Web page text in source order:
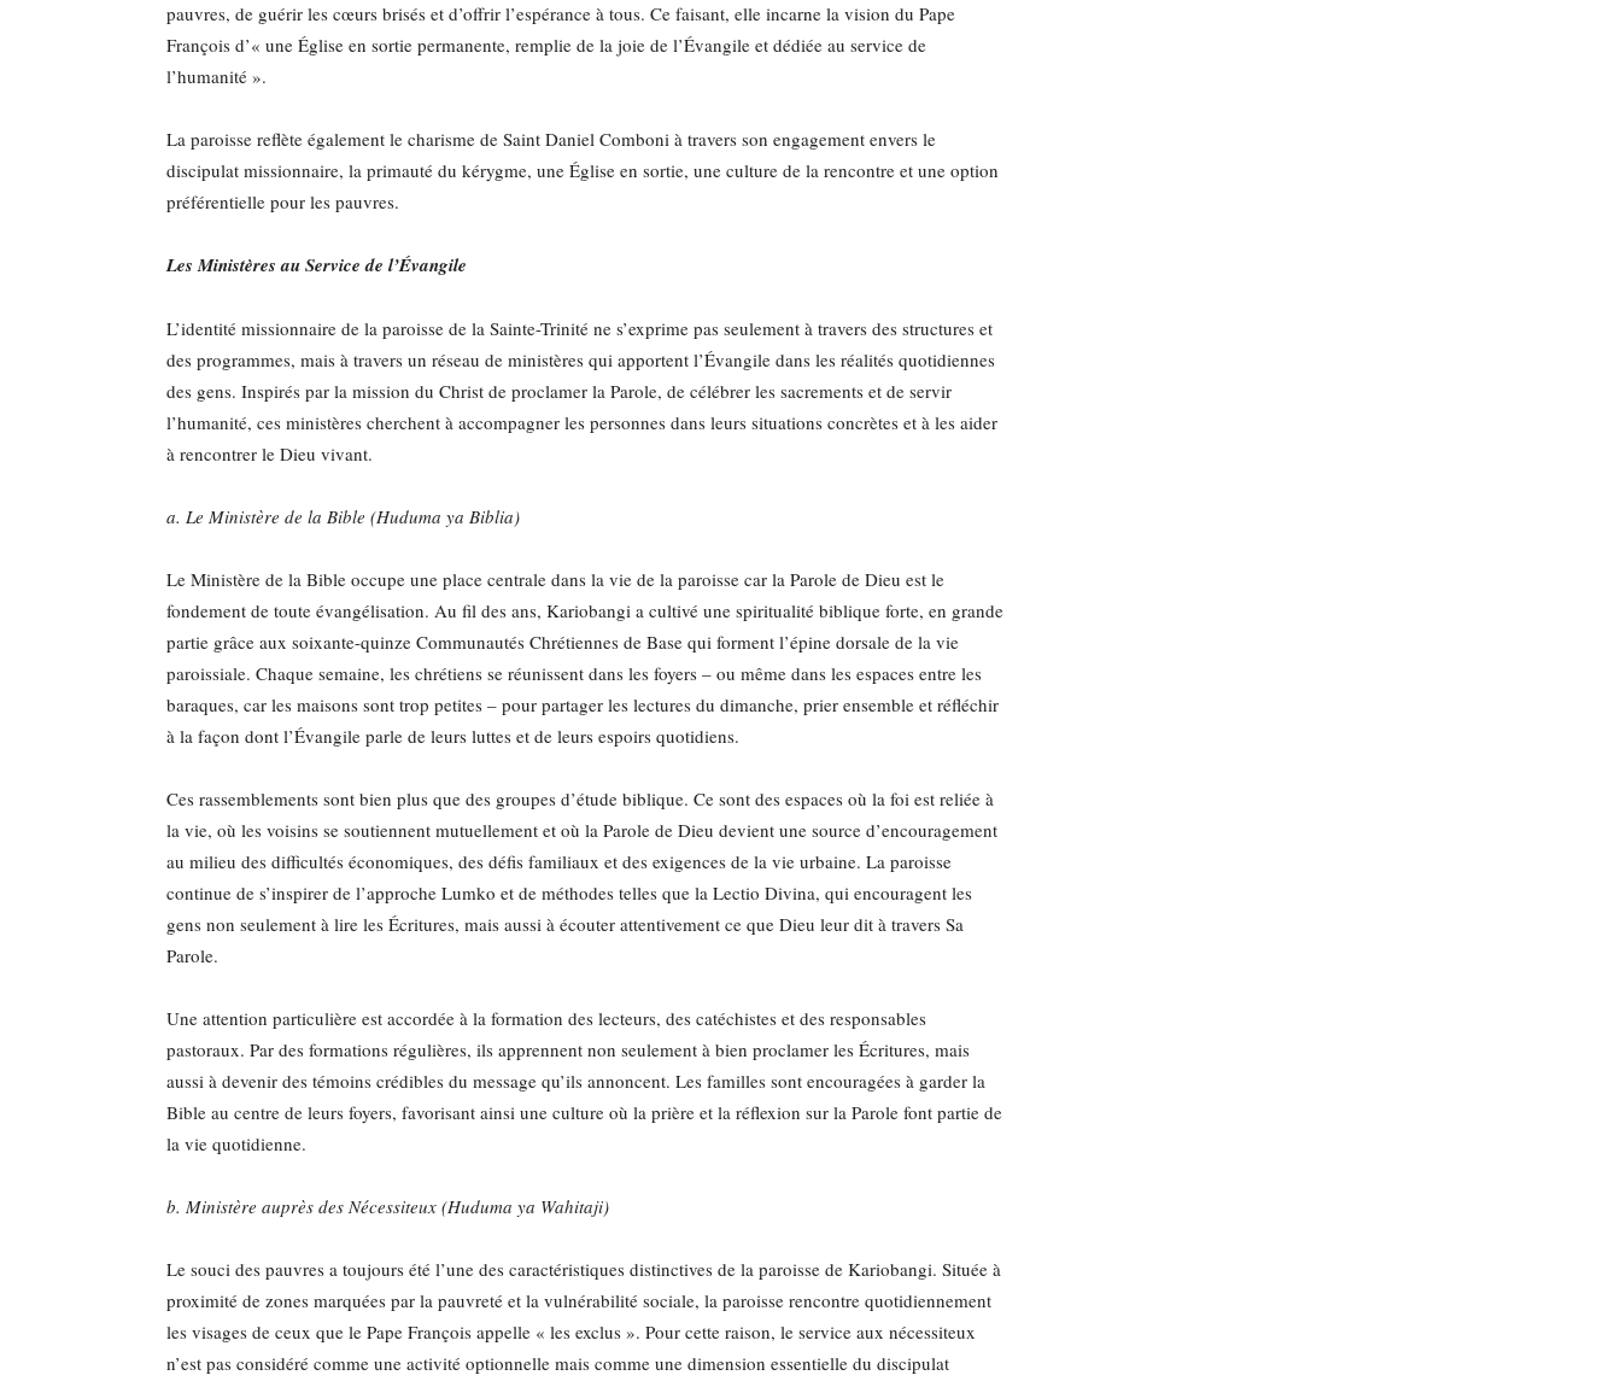
pauvres, de guérir les cœurs brisés et d’offrir l’espérance à tous. Ce faisant, elle incarne la vision du Pape
François d’« une Église en sortie permanente, remplie de la joie de l’Évangile et dédiée au service de
l’humanité ».
La paroisse reflète également le charisme de Saint Daniel Comboni à travers son engagement envers le
discipulat missionnaire, la primauté du kérygme, une Église en sortie, une culture de la rencontre et une option
préférentielle pour les pauvres.
Les Ministères au Service de l’Évangile
L’identité missionnaire de la paroisse de la Sainte-Trinité ne s’exprime pas seulement à travers des structures et
des programmes, mais à travers un réseau de ministères qui apportent l’Évangile dans les réalités quotidiennes
des gens. Inspirés par la mission du Christ de proclamer la Parole, de célébrer les sacrements et de servir
l’humanité, ces ministères cherchent à accompagner les personnes dans leurs situations concrètes et à les aider
à rencontrer le Dieu vivant.
a. Le Ministère de la Bible (Huduma ya Biblia)
Le Ministère de la Bible occupe une place centrale dans la vie de la paroisse car la Parole de Dieu est le
fondement de toute évangélisation. Au fil des ans, Kariobangi a cultivé une spiritualité biblique forte, en grande
partie grâce aux soixante-quinze Communautés Chrétiennes de Base qui forment l’épine dorsale de la vie
paroissiale. Chaque semaine, les chrétiens se réunissent dans les foyers – ou même dans les espaces entre les
baraques, car les maisons sont trop petites – pour partager les lectures du dimanche, prier ensemble et réfléchir
à la façon dont l’Évangile parle de leurs luttes et de leurs espoirs quotidiens.
Ces rassemblements sont bien plus que des groupes d’étude biblique. Ce sont des espaces où la foi est reliée à
la vie, où les voisins se soutiennent mutuellement et où la Parole de Dieu devient une source d’encouragement
au milieu des difficultés économiques, des défis familiaux et des exigences de la vie urbaine. La paroisse
continue de s’inspirer de l’approche Lumko et de méthodes telles que la Lectio Divina, qui encouragent les
gens non seulement à lire les Écritures, mais aussi à écouter attentivement ce que Dieu leur dit à travers Sa
Parole.
Une attention particulière est accordée à la formation des lecteurs, des catéchistes et des responsables
pastoraux. Par des formations régulières, ils apprennent non seulement à bien proclamer les Écritures, mais
aussi à devenir des témoins crédibles du message qu’ils annoncent. Les familles sont encouragées à garder la
Bible au centre de leurs foyers, favorisant ainsi une culture où la prière et la réflexion sur la Parole font partie de
la vie quotidienne.
b. Ministère auprès des Nécessiteux (Huduma ya Wahitaji)
Le souci des pauvres a toujours été l’une des caractéristiques distinctives de la paroisse de Kariobangi. Située à
proximité de zones marquées par la pauvreté et la vulnérabilité sociale, la paroisse rencontre quotidiennement
les visages de ceux que le Pape François appelle « les exclus ». Pour cette raison, le service aux nécessiteux
n’est pas considéré comme une activité optionnelle mais comme une dimension essentielle du discipulat